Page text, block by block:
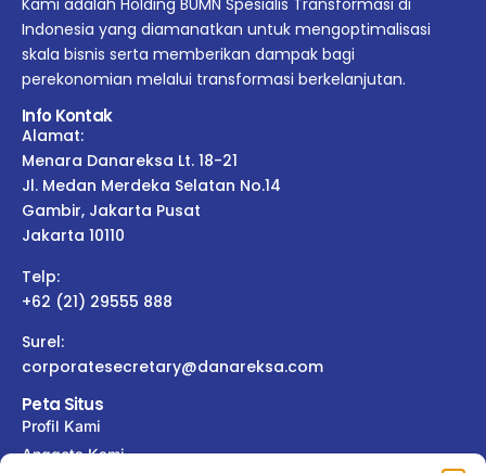
Kami adalah Holding BUMN Spesialis Transformasi di
Indonesia yang diamanatkan untuk mengoptimalisasi
skala bisnis serta memberikan dampak bagi
perekonomian melalui transformasi berkelanjutan.
Info Kontak
Alamat:
Menara Danareksa Lt. 18-21
Jl. Medan Merdeka Selatan No.14
Gambir, Jakarta Pusat
Jakarta 10110
Telp:
+62 (21) 29555 888
Surel:
corporatesecretary@danareksa.com
Peta Situs
Profil Kami
Anggota Kami